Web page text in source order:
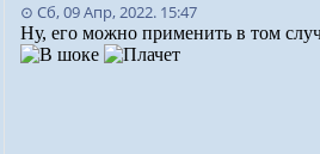
⊙ Сб, 09 Апр, 2022. 15:47
Ну, его можно применить в том